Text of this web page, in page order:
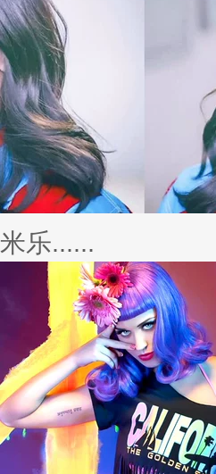
冬季绚烂，少不
若......